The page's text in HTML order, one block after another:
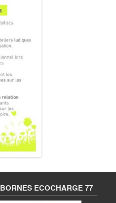
BORNES ECOCHARGE 77